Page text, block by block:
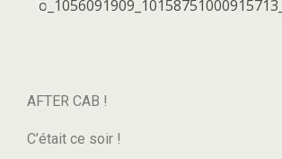
AFTER CAB !
C’était ce soir !